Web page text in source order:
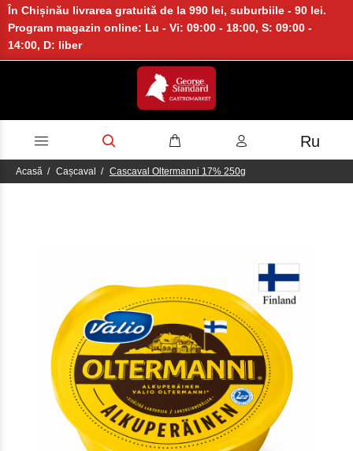
În Chișinău livrarea gratuită de la 990 lei, suburbiile - 90 lei.
Program magazin online: Lu - Vi: 09:00 - 18:00, S: 09:00 -
14:00, D: liber
Ru
Acasă Cașcaval Cascaval Oltermanni 17% 250g